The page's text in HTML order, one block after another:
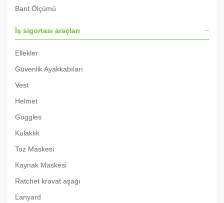
Bant Ölçümü
İş sigortası araçları
Ellekler
Güvenlik Ayakkabıları
Vest
Helmet
Goggles
Kulaklık
Toz Maskesi
Kaynak Maskesi
Ratchet kravat aşağı
Lanyard